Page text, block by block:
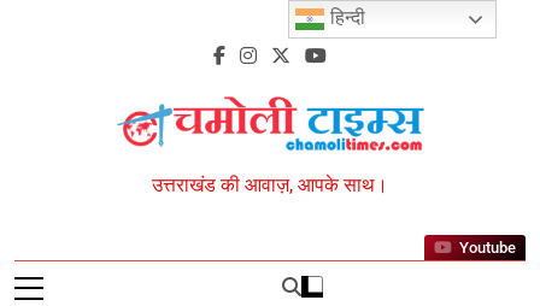
Chamoli Times
उत्तराखंड की आवाज़, आपके साथ।
Youtube
हिन्दी